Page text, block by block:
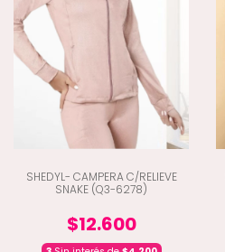
SHEDYL- CAMPERA C/RELIEVE
SNAKE (Q3-6278)
$12.600